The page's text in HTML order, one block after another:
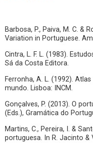
Barbosa, P., Paiva, M. C. &
Variation in Portuguese.
Cintra, L. F. L. (1983).
Sá da Costa Editora.
Ferronha, A. L. (1992).
mundo. Lisboa: INCM.
Gonçalves, P. (2013). O
(Eds.), Gramática do
Martins, C., Pereira, I. &
portuguesa. In R. Jacinto &